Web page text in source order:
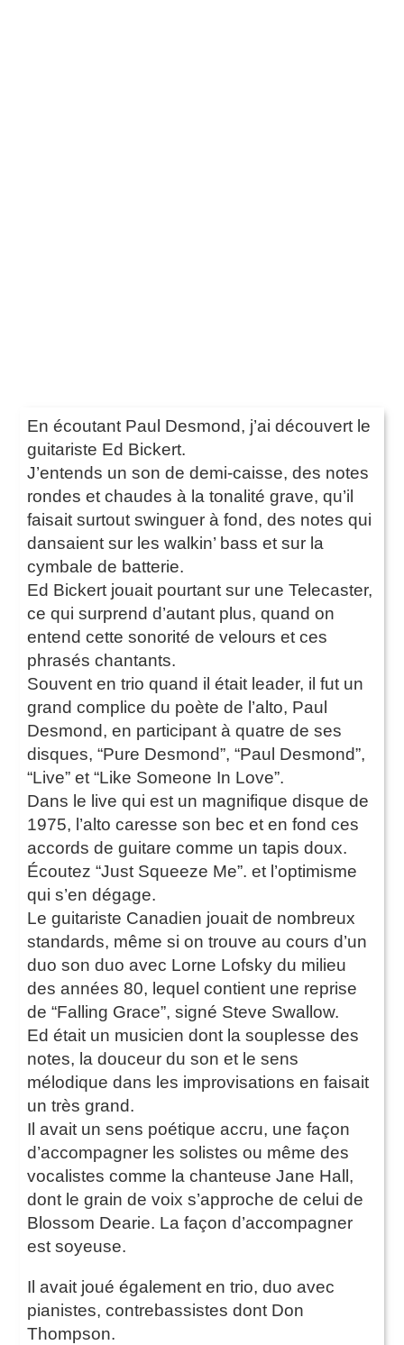
En écoutant Paul Desmond, j’ai découvert le
guitariste Ed Bickert.
J’entends un son de demi-caisse, des notes
rondes et chaudes à la tonalité grave, qu’il
faisait surtout swinguer à fond, des notes qui
dansaient sur les walkin’ bass et sur la
cymbale de batterie.
Ed Bickert jouait pourtant sur une Telecaster,
ce qui surprend d’autant plus, quand on
entend cette sonorité de velours et ces
phrasés chantants.
Souvent en trio quand il était leader, il fut un
grand complice du poète de l’alto, Paul
Desmond, en participant à quatre de ses
disques, “Pure Desmond”, “Paul Desmond”,
“Live” et “Like Someone In Love”.
Dans le live qui est un magnifique disque de
1975, l’alto caresse son bec et en fond ces
accords de guitare comme un tapis doux.
Écoutez “Just Squeeze Me”. et l’optimisme
qui s’en dégage.
Le guitariste Canadien jouait de nombreux
standards, même si on trouve au cours d’un
duo son duo avec Lorne Lofsky du milieu
des années 80, lequel contient une reprise
de “Falling Grace”, signé Steve Swallow.
Ed était un musicien dont la souplesse des
notes, la douceur du son et le sens
mélodique dans les improvisations en faisait
un très grand.
Il avait un sens poétique accru, une façon
d’accompagner les solistes ou même des
vocalistes comme la chanteuse Jane Hall,
dont le grain de voix s’approche de celui de
Blossom Dearie. La façon d’accompagner
est soyeuse.
Il avait joué également en trio, duo avec
pianistes, contrebassistes dont Don
Thompson.